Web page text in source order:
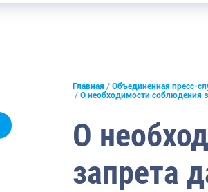
Анонсы
Отраслевые СМИ
Выставки и конференции
Рыбоохрана России
Главная Объединенная пресс-
О необходимости соблюдения
О
запрета